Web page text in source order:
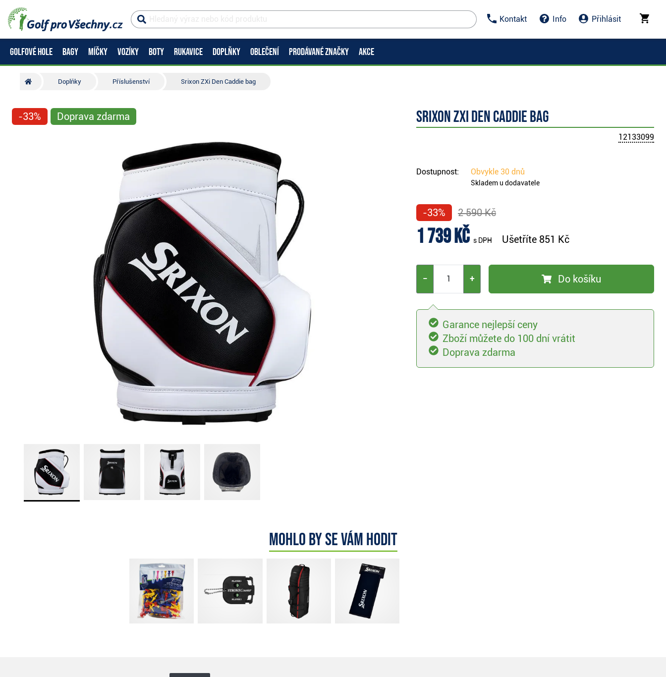
Kontakt Info Přihlásit
GOLFOVÉ HOLE BAGY MÍČKY VOZÍKY BOTY RUKAVICE DOPLŇKY OBLEČENÍ PRODÁVANÉ ZNAČKY AKCE
Doplňky Příslušenství Srixon ZXi Den Caddie bag
-33% Doprava zdarma Srixon ZXi Den Caddie bag
12133099
Dostupnost: Obvykle 30 dnů
Skladem u dodavatele
-33% 2 590 Kč
1 739 Kč s DPH Ušetříte 851 Kč
− + Do košíku
Garance nejlepší ceny
Zboží můžete do 100 dní vrátit
Doprava zdarma
Mohlo by se vám hodit